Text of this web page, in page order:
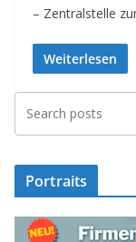
– Zentralstelle
Weiterlesen
Portraits